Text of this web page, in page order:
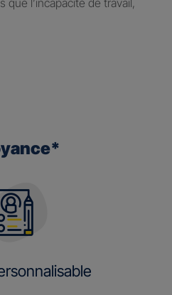
que l’incapacité de travail,